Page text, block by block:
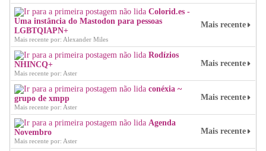
Colorid.es -
Uma instância do Mastodon para pessoas
LGBTQIAPN+
Mais recente por: Alexander Miles
Mais recente
Rodízios
NHINCQ+
Mais recente por: Aster
Mais recente
conéxia ~
grupo de xmpp
Mais recente por: Aster
Mais recente
Agenda
Novembro
Mais recente por: Aster
Mais recente